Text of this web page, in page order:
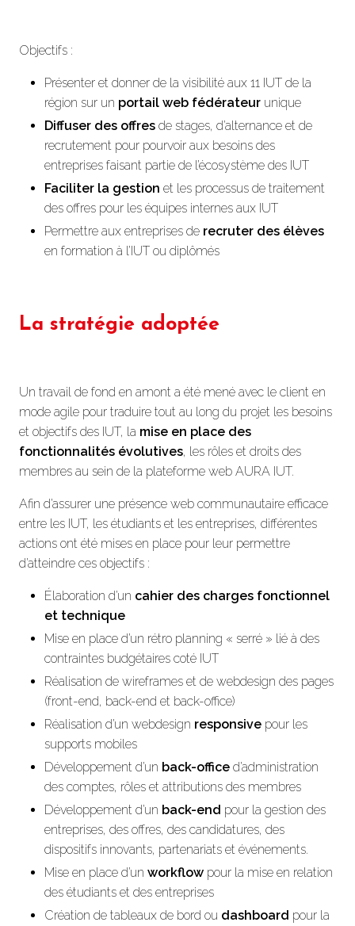
Objectifs :
Présenter et donner de la visibilité aux 11 IUT de la
région sur un portail web fédérateur unique
Diffuser des offres de stages, d’alternance et de
recrutement pour pourvoir aux besoins des
entreprises faisant partie de l’écosystème des IUT
Faciliter la gestion et les processus de traitement
des offres pour les équipes internes aux IUT
Permettre aux entreprises de recruter des élèves
en formation à l’IUT ou diplômés
La stratégie adoptée
Un travail de fond en amont a été mené avec le client en
mode agile pour traduire tout au long du projet les besoins
et objectifs des IUT, la mise en place des
fonctionnalités évolutives, les rôles et droits des
membres au sein de la plateforme web AURA IUT.
Afin d’assurer une présence web communautaire efficace
entre les IUT, les étudiants et les entreprises, différentes
actions ont été mises en place pour leur permettre
d’atteindre ces objectifs :
Élaboration d’un cahier des charges fonctionnel
et technique
Mise en place d’un rétro planning « serré » lié à des
contraintes budgétaires coté IUT
Réalisation de wireframes et de webdesign des pages
(front-end, back-end et back-office)
Réalisation d’un webdesign responsive pour les
supports mobiles
Développement d’un back-office d’administration
des comptes, rôles et attributions des membres
Développement d’un back-end pour la gestion des
entreprises, des offres, des candidatures, des
dispositifs innovants, partenariats et événements.
Mise en place d’un workflow pour la mise en relation
des étudiants et des entreprises
Création de tableaux de bord ou dashboard pour la